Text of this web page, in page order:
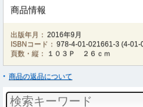
商品情報
出版年月： 2016年9月
ISBNコード： 978-4-01-021661-3 (4-01-
頁数・縦：
１０３Ｐ ２６ｃｍ
商品の返品について